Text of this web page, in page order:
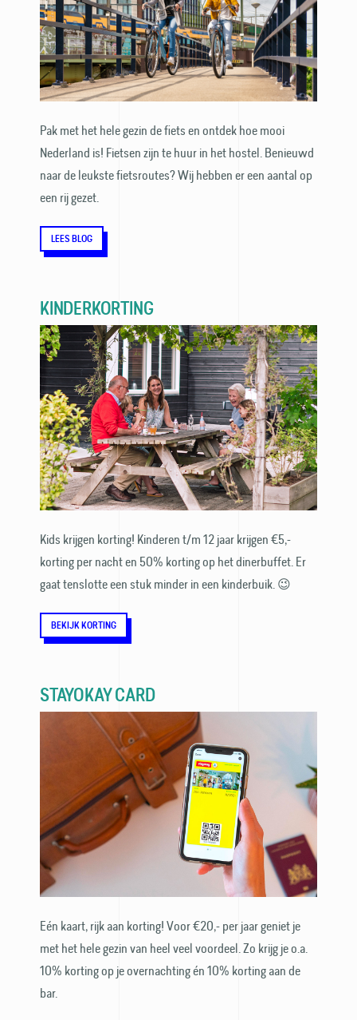
Pak met het hele gezin de fiets en ontdek hoe mooi
Nederland is! Fietsen zijn te huur in het hostel. Benieuwd
naar de leukste fiets­routes? Wij hebben er een aantal op
een rij gezet.
LEES BLOG
KINDERKORTING
Kids krijgen korting! Kinderen t/m 12 jaar krijgen €5,-
korting per nacht en 50% korting op het dinerbuffet. Er
gaat tenslotte een stuk minder in een kinderbuik. 😉
BEKIJK KORTING
STAYOKAY CARD
Eén kaart, rijk aan korting! Voor €20,- per jaar geniet je
met het hele gezin van heel veel voordeel. Zo krijg je o.a.
10% korting op je over­nachting én 10% korting aan de
bar.